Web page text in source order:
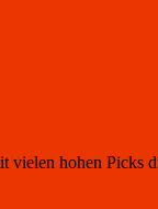
hohen Picks